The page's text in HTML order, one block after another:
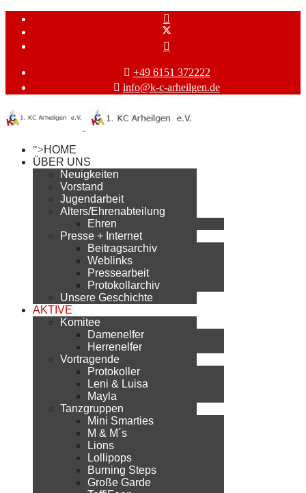
+49 6151 372222
info@k-c-arheilgen.de
">HOME
ÜBER UNS
Neuigkeiten
Vorstand
Jugendarbeit
Alters/Ehrenabteilung
Ehren
Presse + Internet
Beitragsarchiv
Weblinks
Pressearbeit
Protokollarchiv
Unsere Geschichte
AKTIVE
Komitee
Damenelfer
Herrenelfer
Vortragende
Protokoller
Leni & Luisa
Mayla
Tanzgruppen
Mini Smarties
M & M´s
Lions
Lollipops
Burning Steps
Große Garde